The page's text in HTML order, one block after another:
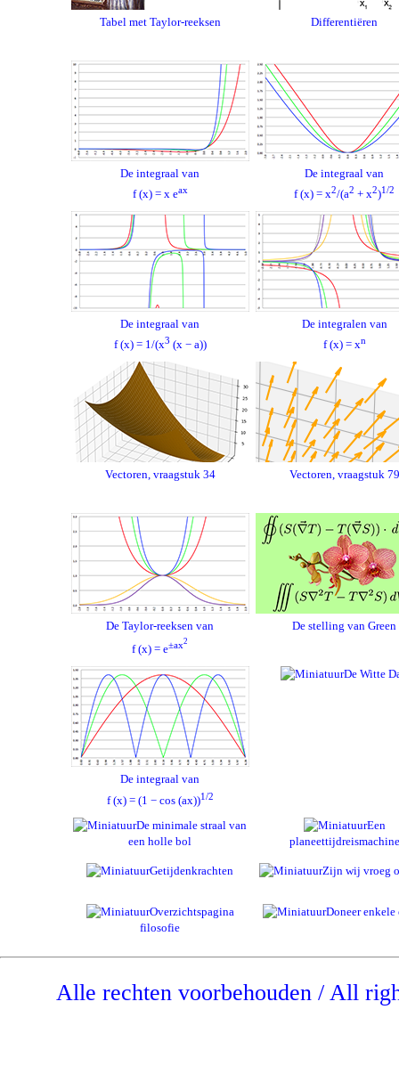
Tabel met Taylor-reeksen Differentiëren
De integraal van
f (x) = x eax
De integraal van
f (x) = x2/(a2 + x2)1/2
De integraal van
f (x) = 1/(x3 (x − a))
De integralen van
f (x) = xn
Vectoren, vraagstuk 34 Vectoren, vraagstuk 79
De Taylor-reeksen van
f (x) = e±ax2
De stelling van Green
De integraal van
f (x) = (1 − cos (ax))1/2
De Witte
De minimale straal van
een holle bol
Een
planeettijdreismachine
Getijdenkrachten Zijn wij vroeg
Overzichtspagina
filosofie
Doneer enkele
Alle rechten voorbehouden / All